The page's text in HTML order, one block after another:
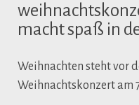
macht spaß in
Weihnachten steht vor
Weihnachtskonzert am